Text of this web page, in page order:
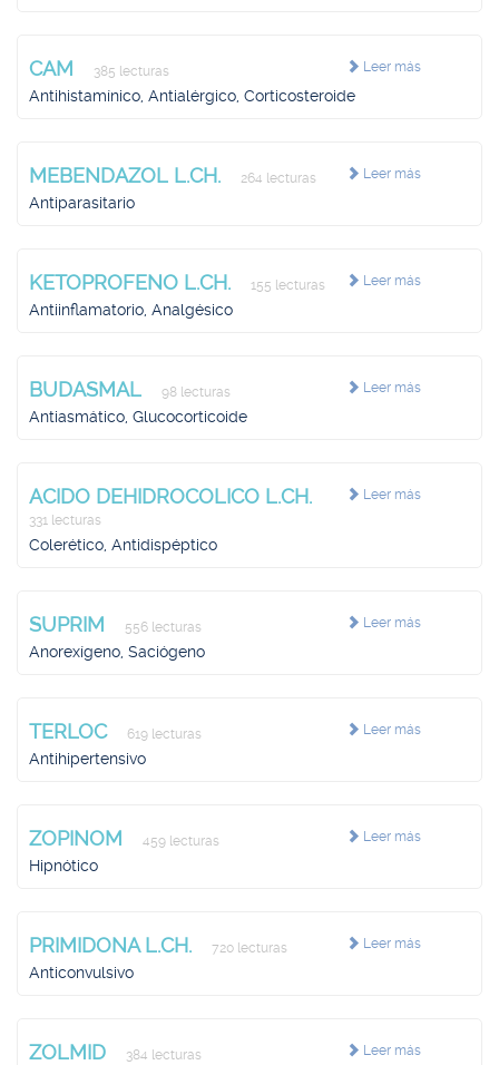
Leer más
CAM 385 lecturas
Antihistamínico, Antialérgico, Corticosteroide
Leer más
MEBENDAZOL L.CH. 264 lecturas
Antiparasitario
Leer más
KETOPROFENO L.CH. 155 lecturas
Antiinflamatorio, Analgésico
Leer más
BUDASMAL 98 lecturas
Antiasmático, Glucocorticoide
Leer más
ACIDO DEHIDROCOLICO L.CH.
331 lecturas
Colerético, Antidispéptico
Leer más
SUPRIM 556 lecturas
Anorexígeno, Saciógeno
Leer más
TERLOC 619 lecturas
Antihipertensivo
Leer más
ZOPINOM 459 lecturas
Hipnótico
Leer más
PRIMIDONA L.CH. 720 lecturas
Anticonvulsivo
Leer más
ZOLMID 384 lecturas